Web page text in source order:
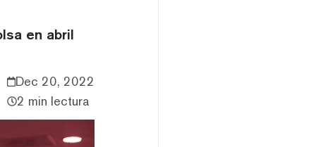
en abril
Dec 20, 2022
2 min lectura